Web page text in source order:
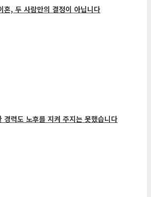
, 두 사람만의 결정이 아닙니다
력도 노후를 지켜 주지는 못했습니다